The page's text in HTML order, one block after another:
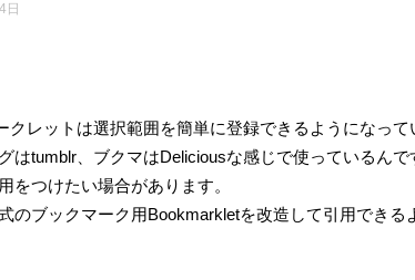
日
クレットは選択範囲を簡単に登録できるようになっ
はtumblr、ブクマはDeliciousな感じで使っているんで
をつけたい場合があります。
のブックマーク用Bookmarkletを改造して引用できる